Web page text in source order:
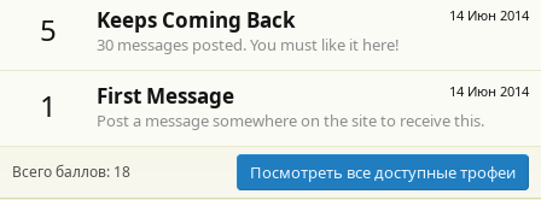
5 14 Июн 2014
Keeps Coming Back
30 messages posted. You must like it here!
1 14 Июн 2014
First Message
Post a message somewhere on the site to receive this.
Всего баллов: 18 Посмотреть все доступные трофеи